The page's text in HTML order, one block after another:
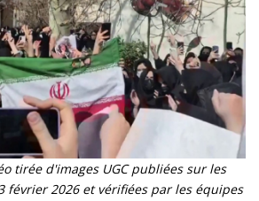
tirée d'images UGC publiées sur les
février 2026 et vérifiées par les équipes